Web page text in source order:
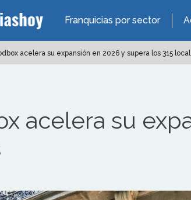
Franquicias por sector
acelera su expansión en 2026 y supera los 315
acelera su